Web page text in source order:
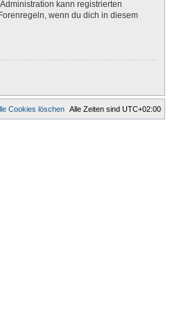
kann registrierten
wenn du dich in diesem
Alle Zeiten sind UTC+02:00
Cookies löschen